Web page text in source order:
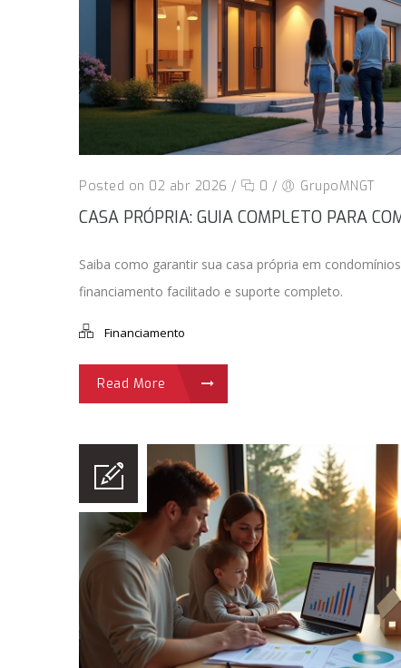
Posted on 02 abr 2026 / 0 / GrupoMNGT
CASA PRÓPRIA: GUIA COMPLETO PARA
Saiba como garantir sua casa própria em
financiamento facilitado e suporte completo.
Financiamento
Read More